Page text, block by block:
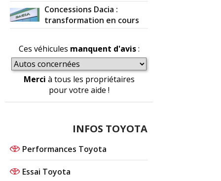
Concessions Dacia :
transformation en cours
Ces véhicules manquent d'avis:
Merci à tous les propriétaires
pour votre aide !
INFOS TOYOTA
Performances Toyota
Essai Toyota